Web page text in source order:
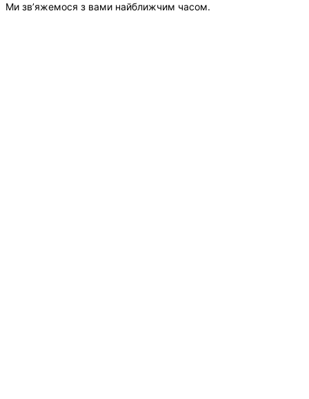
Ми зв’яжемося з вами найближчим часом.